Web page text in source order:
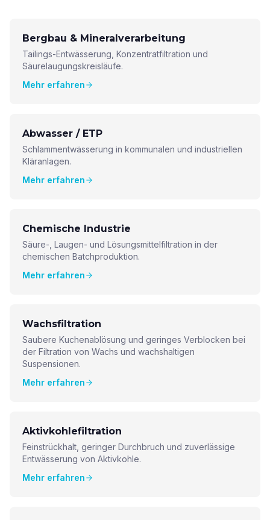
Bergbau & Mineralverarbeitung
Tailings-Entwässerung, Konzentratfiltration und
Säurelaugungskreisläufe.
Mehr erfahren
Abwasser / ETP
Schlammentwässerung in kommunalen und industriellen
Kläranlagen.
Mehr erfahren
Chemische Industrie
Säure-, Laugen- und Lösungsmittelfiltration in der
chemischen Batchproduktion.
Mehr erfahren
Wachsfiltration
Saubere Kuchenablösung und geringes Verblocken bei
der Filtration von Wachs und wachshaltigen
Suspensionen.
Mehr erfahren
Aktivkohlefiltration
Feinstrückhalt, geringer Durchbruch und zuverlässige
Entwässerung von Aktivkohle.
Mehr erfahren